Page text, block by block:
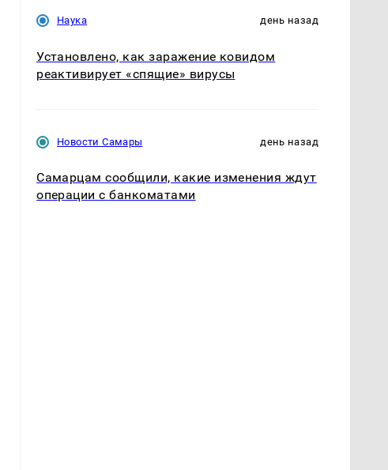
Наука день назад
Установлено, как заражение ковидом
реактивирует «спящие» вирусы
Новости Самары день назад
Самарцам сообщили, какие изменения ждут
операции с банкоматами